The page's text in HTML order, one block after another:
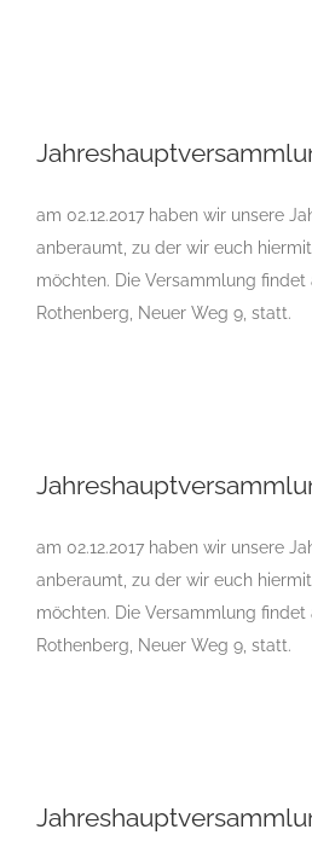
am 02.12.2017 haben wir unsere
anberaumt, zu der wir euch
möchten. Die Versammlung findet
Rothenberg, Neuer Weg 9, statt.
am 02.12.2017 haben wir unsere
anberaumt, zu der wir euch
möchten. Die Versammlung findet
Rothenberg, Neuer Weg 9, statt.